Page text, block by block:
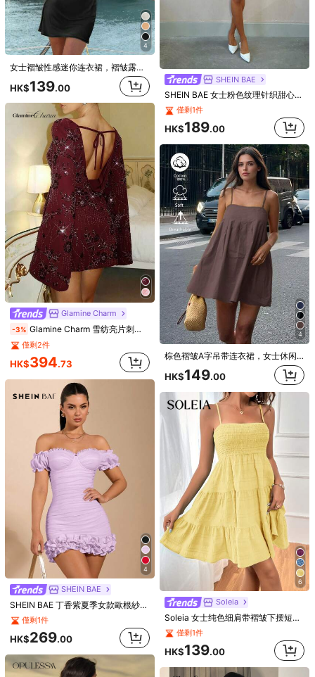
檢查我的尺寸
尺寸指南
96%found it true to size 不是你的尺碼？ Tell us
配送到
免運費(Orders ≥ HK$199.00)
​Est. Delivery:8月14日 - 8月15日
Returns Accepted
安全支付 · 隱私保護
4.90 (1000+) 查看更多
1%
尺碼標準
96%
偏大
3%
學院風(1) 禮物 (1) 華麗的(1) 美麗 (4) 非常酷(3)
s***8 顏色: 西瓜粉 / 尺寸: XS
Eleéperfeitonocorpo 50kg1,60de altura
有幫助(10)
5***5 顏色: 西瓜粉 / 尺寸: XXS
para dar
有幫助(0)
顏色: 西瓜粉 / 尺寸: M
جميل جداو
有幫助 (0)
顏色: 西瓜粉 / 尺寸: XS
Bonito,llega más claro queel delafotoperosi quedalindo
有幫助 (0)
Product Details
AI Features generated based on details
性感: 自信型格，盡顯大膽魅力。
小吊帶: 輕盈時尚，吊帶背心是炎炎夏日或層次穿搭的百搭之選，為追求品
味的您帶來絲滑透氣的舒適體驗。
4.88 83K 追蹤者
4
女士褶皱性感迷你连衣裙，褶皱露肩迷你连衣裙，浪漫假日迷你连衣裙
HK$139.00
Glamine Charm
-3% Glamine Charm 雪纺亮片刺绣花卉连衣裙，浪漫宫廷风，适合圣诞节、新年家庭聚会，露背性感优雅派对亮片长裙，喇叭袖
僅剩2件
HK$394.73
4
SHEIN BAE
SHEIN BAE 丁香紫夏季女款歐根紗迷你洋裝，緊身荷葉邊胸前裝飾、喇叭袖與下擺，女神風祭典婚禮沙灘洋裝
僅剩1件
HK$269.00
SHEIN BAE
SHEIN BAE 女士粉色纹理针织甜心领修身迷你连衣裙，优雅的夏季派对度假装，适合浪漫约会、女孩聚会和度假活动
僅剩1件
HK$189.00
4
棕色褶皱A字吊带连衣裙，女士休闲度假连衣裙，春夏优雅款
HK$149.00
6
Soleia
Soleia 女士纯色细肩带褶皱下摆短款休闲连衣裙
僅剩1件
HK$139.00